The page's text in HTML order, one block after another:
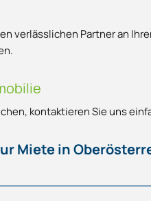
verlässlichen Partner an
kontaktieren Sie uns
Miete in